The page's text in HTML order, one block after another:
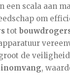
een scala aan
om
tot
de
,